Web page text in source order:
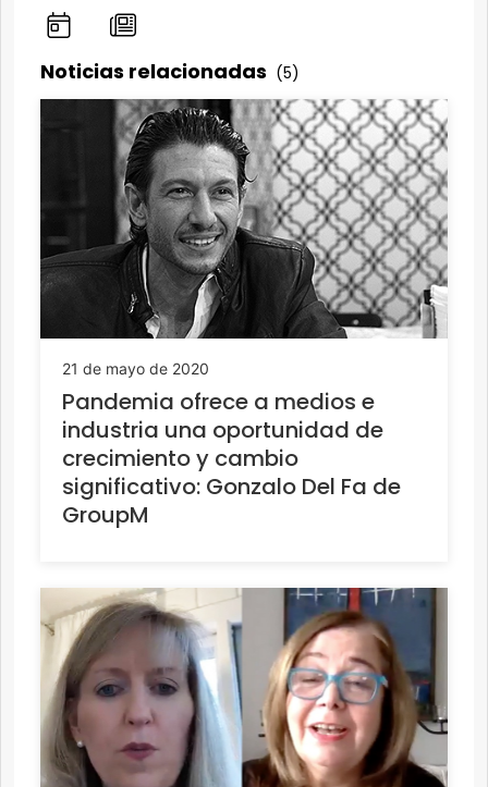
Noticias relacionadas (5)
21 de mayo de 2020
Pandemia ofrece a medios e
industria una oportunidad de
crecimiento y cambio
significativo: Gonzalo Del Fa de
GroupM